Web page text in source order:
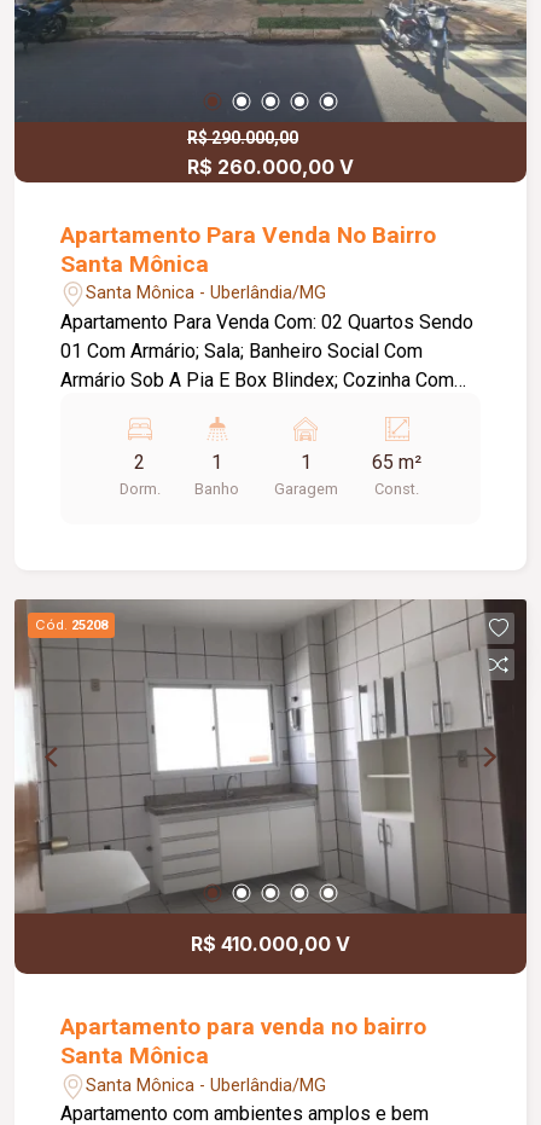
R$ 290.000,00
R$ 260.000,00 V
Apartamento Para Venda No Bairro
Santa Mônica
Santa Mônica - Uberlândia/MG
Apartamento Para Venda Com: 02 Quartos Sendo
01 Com Armário; Sala; Banheiro Social Com
Armário Sob A Pia E Box Blindex; Cozinha Com
01 Vaga De Garagem Condomínio
Aproximadamente: R$ 144,00
2
Dorm.
1
Banho
1
Garagem
65 m²
Const.
Cód. 25208
R$ 410.000,00 V
Apartamento para venda no bairro
Santa Mônica
Santa Mônica - Uberlândia/MG
Apartamento com ambientes amplos e bem